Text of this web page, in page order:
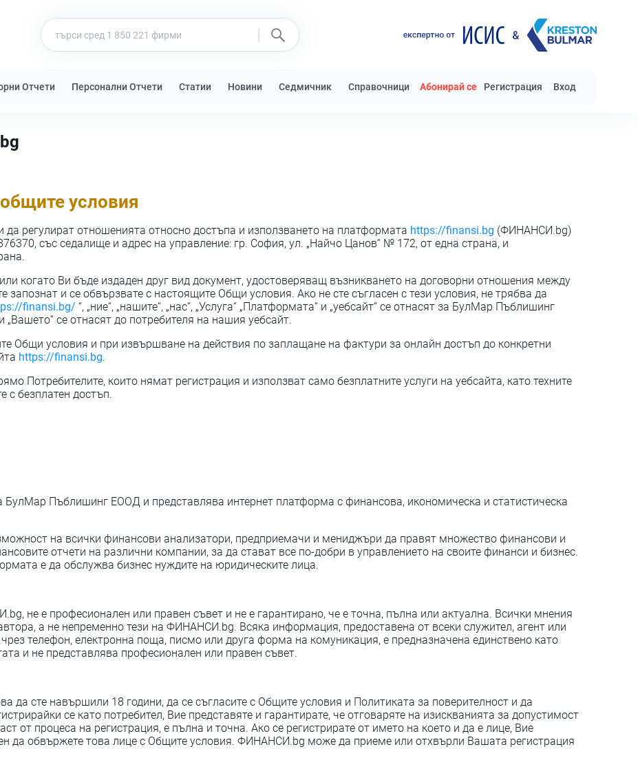
Отчети Персонални Отчети Статии Новини Седмичник Справочници Абонирай се Регистрация Вход
условия
регулират отношенията относно достъпа и използването на платформата https://finansi.bg (ФИНАНСИ.bg)
със седалище и адрес на управление: гр. София, ул. „Найчо Цанов“ № 172, от една страна, и
когато Ви бъде издаден друг вид документ, удостоверяващ възникването на договорни отношения между
и се обвързвате с настоящите Общи условия. Ако не сте съгласен с тези условия, не трябва да
finansi.bg/ “, „ние“, „нашите“, „нас“, „Услуга“ „Платформата“ и „уебсайт“ се отнасят за БулМар Пъблишинг
„Вашето“ се отнасят до потребителя на нашия уебсайт.
Общи условия и при извършване на действия по заплащане на фактури за онлайн достъп до конкретни
https://finansi.bg.
Потребителите, които нямат регистрация и използват само безплатните услуги на уебсайта, като техните
с безплатен достъп.
Пъблишинг ЕООД и представлява интернет платформа с финансова, икономическа и статистическа
на всички финансови анализатори, предприемачи и мениджъри да правят множество финансови и
отчети на различни компании, за да стават все по-добри в управлението на своите финанси и бизнес.
е да обслужва бизнес нуждите на юридическите лица.
не е професионален или правен съвет и не е гарантирано, че е точна, пълна или актуална. Всички мнения
а не непременно тези на ФИНАНСИ.bg. Всяка информация, предоставена от всеки служител, агент или
телефон, електронна поща, писмо или друга форма на комуникация, е предназначена единствено като
и не представлява професионален или правен съвет.
да сте навършили 18 години, да се съгласите с Общите условия и Политиката за поверителност и да
се като потребител, Вие представяте и гарантирате, че отговаряте на изискванията за допустимост
от процеса на регистрация, е пълна и точна. Ако се регистрирате от името на което и да е лице, Вие
да обвържете това лице с Общите условия. ФИНАНСИ.bg може да приеме или отхвърли Вашата регистрация